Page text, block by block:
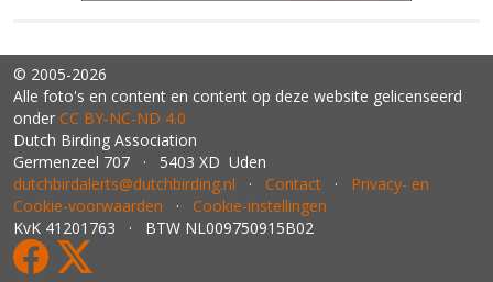
© 2005-2026
Alle foto's en content en content op deze website gelicenseerd
onder CC BY‑NC‑ND 4.0
Dutch Birding Association
Germenzeel 707 · 5403 XD Uden
dutchbirdalerts@dutchbirding.nl · Contact · Privacy- en
Cookie-voorwaarden · Cookie-instellingen
KvK 41201763 · BTW NL009750915B02